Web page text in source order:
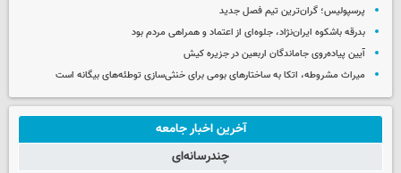
پرسپولیس؛ گران‌ترین تیم فصل جدید
بدرقه باشکوه ایران‌نژاد، جلوه‌ای از اعتماد و همراهی مردم بود
آیین پیاده‌روی جاماندگان اربعین در جزیره کیش
میراث مشروطه، اتکا به ساختارهای بومی برای خنثی‌سازی توطئه‌های بیگانه است
آخرین اخبار جامعه
چندرسانه‌ای